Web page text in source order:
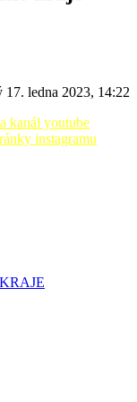
17. ledna 2023, 14:22